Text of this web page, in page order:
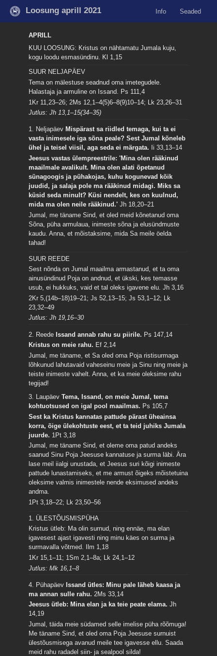
Loosung aprill 2021 Info Seaded
APRILL
KUU LOOSUNG: Kristus on nähtamatu Jumala kuju,
kogu loodu esmasündinu.
Kl 1,15
SUUR NELJAPÄEV
Tema on mälestuse seadnud oma imetegudele.
Halastaja ja armuline on Issand.
Ps 111,4
1Kr 11,23–26; 2Ms 12,1–4(5)6–8(9)10–14; Lk 23,26–31
Jutlus: Jh 13,1–15(34–35)
1. Neljapäev Mispärast sa riidled temaga, kui ta ei
vasta inimesele iga sõna peale? Sest Jumal kõneleb
ühel ja teisel viisil, aga seda ei märgata. Ii 33,13–14
Jeesus vastas ülempreestrile: 'Mina olen rääkinud
maailmale avalikult. Mina olen alati õpetanud
sünagoogis ja pühakojas, kuhu kogunevad kõik
juudid, ja salaja pole ma rääkinud midagi. Miks sa
küsid seda minult? Küsi nendelt, kes on kuulnud,
mida ma olen neile rääkinud.'Jh 18,20–21
Jumal, me täname Sind, et oled meid kõnetanud oma
Sõna, püha armulaua, inimeste sõna ja elusündmuste
kaudu. Anna, et mõistaksime, mida Sa meile öelda
tahad!
SUUR REEDE
Sest nõnda on Jumal maailma armastanud, et ta oma
ainusündinud Poja on andnud, et ükski, kes temasse
usub, ei hukkuks, vaid et tal oleks igavene elu.Jh 3,16
2Kr 5,(14b–18)19–21; Js 52,13–15; Js 53,1–12; Lk
23,32–49
Jutlus: Jh 19,16–30
2. ReedeIssand annab rahu su piirile. Ps 147,14
Kristus on meie rahu. Ef 2,14
Jumal, me täname, et Sa oled oma Poja ristisurmaga
lõhkunud lahutavaid vaheseinu meie ja Sinu ning meie ja
teiste inimeste vahelt. Anna, et ka meie oleksime rahu
tegijad!
3. LaupäevTema, Issand, on meie Jumal, tema
kohtuotsused on igal pool maailmas. Ps 105,7
Sest ka Kristus kannatas pattude pärast üheainsa
korra, õige ülekohtuste eest, et ta teid juhiks Jumala
juurde. 1Pt 3,18
Jumal, me täname Sind, et oleme oma patud andeks
saanud Sinu Poja Jeesuse kannatuse ja surma läbi. Ära
lase meil iialgi unustada, et Jeesus suri kõigi inimeste
pattude lunastamiseks, et me armust õigeks mõistetuina
oleksime valmis inimestele nende eksimused andeks
andma.
1Pt 3,18–22; Lk 23,50–56
1. ÜLESTÕUSMISPÜHA
Kristus ütleb: Ma olin surnud, ning ennäe, ma elan
igavesest ajast igavesti ning minu käes on surma ja
surmavalla võtmed.
Ilm 1,18
1Kr 15,1–11; 1Sm 2,1–8a; Lk 24,1–12
Jutlus: Mk 16,1–8
4. Pühapäev Issand ütles: Minu pale läheb kaasa ja
ma annan sulle rahu. 2Ms 33,14
Jeesus ütleb: Mina elan ja ka teie peate elama.Jh
14,19
Jumal, täida meie südamed selle imelise püha rõõmuga!
Me täname Sind, et oled oma Poja Jeesuse surnuist
ülestõusmisega avanud meile tee igavesse ellu. Saada
meid rahu radadel siin- ja sealpool silda!